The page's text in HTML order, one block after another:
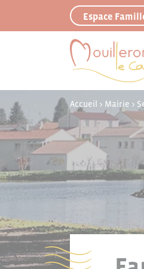
Espace
Accueil > Mairie >
Panneau de gestion des cookies